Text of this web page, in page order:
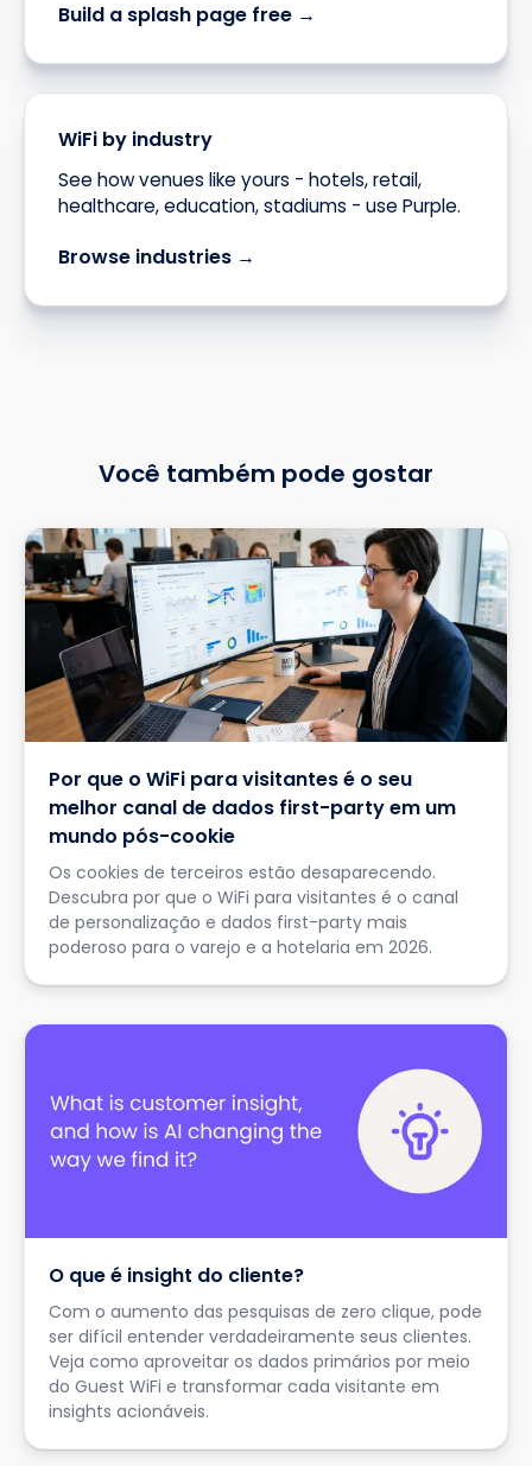
Build a splash page free →
WiFi by industry
See how venues like yours - hotels, retail,
healthcare, education, stadiums - use Purple.
Browse industries →
Você também pode gostar
Por que o WiFi para visitantes é o seu
melhor canal de dados first-party em um
mundo pós-cookie
Os cookies de terceiros estão desaparecendo.
Descubra por que o WiFi para visitantes é o canal
de personalização e dados first-party mais
poderoso para o varejo e a hotelaria em 2026.
O que é insight do cliente?
Com o aumento das pesquisas de zero clique, pode
ser difícil entender verdadeiramente seus clientes.
Veja como aproveitar os dados primários por meio
do Guest WiFi e transformar cada visitante em
insights acionáveis.